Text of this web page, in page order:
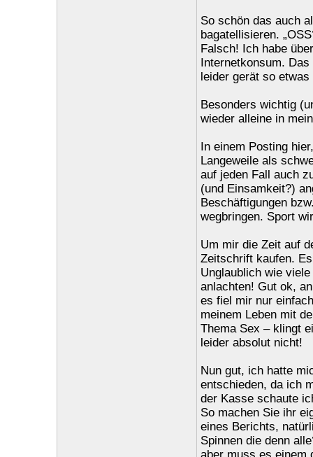
So schön das auch
bagatellisieren.
Falsch! Ich habe
Internetkonsum.
leider gerät so
Besonders wichtig
wieder alleine in
In einem Posting
Langeweile als
auf jeden Fall auch
(und Einsamkeit?)
Beschäftigungen
wegbringen. Sport
Um mir die Zeit auf
Zeitschrift kaufen.
Unglaublich wie
anlachten! Gut ok,
es fiel mir nur
meinem Leben mit
Thema Sex – klingt
leider absolut nicht!
Nun gut, ich hatte
entschieden, da ich
der Kasse schaute
So machen Sie ihr
eines Berichts,
Spinnen die denn